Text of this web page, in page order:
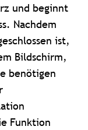
und beginnt
Nachdem
ist,
Bildschirm,
benötigen
Funktion